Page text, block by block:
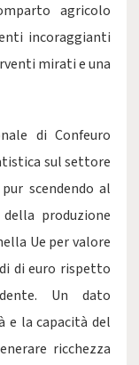
agricolo
incoraggianti
mirati e una
di Confeuro
sul settore
scendendo al
produzione
Ue per valore
di euro rispetto
Un dato
e la capacità del
ricchezza